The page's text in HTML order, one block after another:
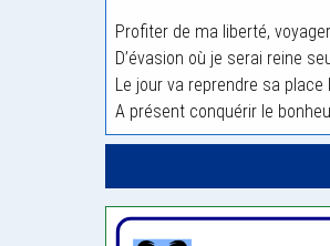
Profiter de ma liberté,
D’évasion où je serai reine
Le jour va reprendre sa place
A présent conquérir le